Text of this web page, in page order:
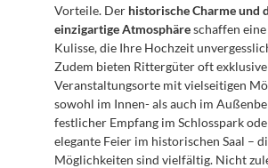
Vorteile. Der historische Charme und
einzigartige Atmosphäre schaffen
Kulisse, die Ihre Hochzeit
Zudem bieten Rittergüter oft exklusive
Veranstaltungsorte mit vielseitigen
sowohl im Innen- als auch im
festlicher Empfang im Schlosspark
elegante Feier im historischen Saal –
Möglichkeiten sind vielfältig. Nicht